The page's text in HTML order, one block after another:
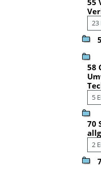
23
58
5
70
2